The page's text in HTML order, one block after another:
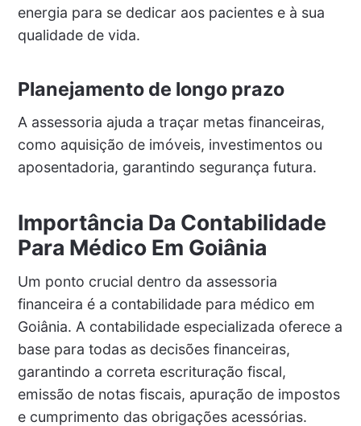
energia para se dedicar aos pacientes e à sua
qualidade de vida.
Planejamento de longo prazo
A assessoria ajuda a traçar metas financeiras,
como aquisição de imóveis, investimentos ou
aposentadoria, garantindo segurança futura.
Importância Da Contabilidade
Para Médico Em Goiânia
Um ponto crucial dentro da assessoria
financeira é a contabilidade para médico em
Goiânia. A contabilidade especializada oferece a
base para todas as decisões financeiras,
garantindo a correta escrituração fiscal,
emissão de notas fiscais, apuração de impostos
e cumprimento das obrigações acessórias.